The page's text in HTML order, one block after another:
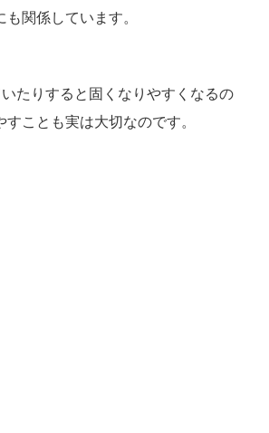
関係しています。
たりすると固くなりやすくなるの
すことも実は大切なのです。